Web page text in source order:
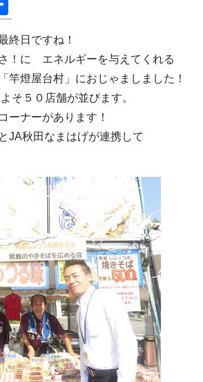
有
終日ですね！
！に エネルギーを与えてくれる
竿燈屋台村」におじゃましました！
そ５０店舗が並びます。
ーナーがあります！
JA秋田なまはげが連携して